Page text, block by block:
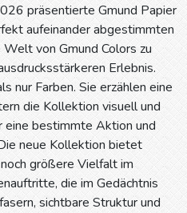
präsentierte Gmund Papier
aufeinander abgestimmten
von Gmund Colors zu
Erlebnis.
nur Farben. Sie erzählen eine
die Kollektion visuell und
eine bestimmte Aktion und
neue Kollektion bietet
größere Vielfalt im
die im Gedächtnis
sichtbare Struktur und